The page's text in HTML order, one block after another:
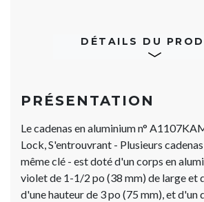
DÉTAILS DU
PRÉSENTATION
Le cadenas en aluminium n°
Lock, S'entrouvrant - Plusieurs
même clé - est doté d'un corps en
violet de 1-1/2 po (38 mm) de large et
d'une hauteur de 3 po (75 mm), et d'un